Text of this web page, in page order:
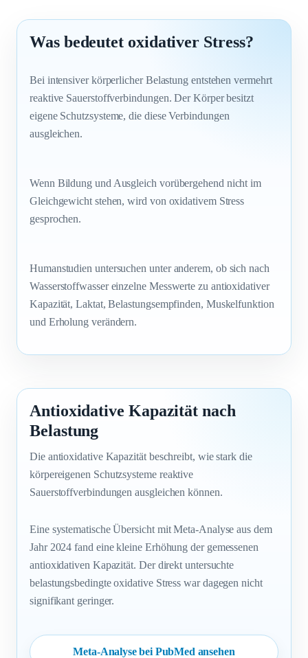
Was bedeutet oxidativer Stress?
Bei intensiver körperlicher Belastung entstehen vermehrt
reaktive Sauerstoffverbindungen. Der Körper besitzt
eigene Schutzsysteme, die diese Verbindungen
ausgleichen.
Wenn Bildung und Ausgleich vorübergehend nicht im
Gleichgewicht stehen, wird von oxidativem Stress
gesprochen.
Humanstudien untersuchen unter anderem, ob sich nach
Wasserstoffwasser einzelne Messwerte zu antioxidativer
Kapazität, Laktat, Belastungsempfinden, Muskelfunktion
und Erholung verändern.
Antioxidative Kapazität nach
Belastung
Die antioxidative Kapazität beschreibt, wie stark die
körpereigenen Schutzsysteme reaktive
Sauerstoffverbindungen ausgleichen können.
Eine systematische Übersicht mit Meta-Analyse aus dem
Jahr 2024 fand eine kleine Erhöhung der gemessenen
antioxidativen Kapazität. Der direkt untersuchte
belastungsbedingte oxidative Stress war dagegen nicht
signifikant geringer.
Meta-Analyse bei PubMed ansehen